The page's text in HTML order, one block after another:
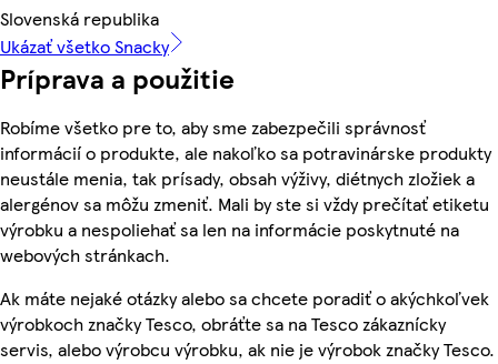
Slovenská republika
Ukázať všetko Snacky
Príprava a použitie
Robíme všetko pre to, aby sme zabezpečili správnosť
informácií o produkte, ale nakoľko sa potravinárske produkty
neustále menia, tak prísady, obsah výživy, diétnych zložiek a
alergénov sa môžu zmeniť. Mali by ste si vždy prečítať etiketu
výrobku a nespoliehať sa len na informácie poskytnuté na
webových stránkach.
Ak máte nejaké otázky alebo sa chcete poradiť o akýchkoľvek
výrobkoch značky Tesco, obráťte sa na Tesco zákaznícky
servis, alebo výrobcu výrobku, ak nie je výrobok značky Tesco.